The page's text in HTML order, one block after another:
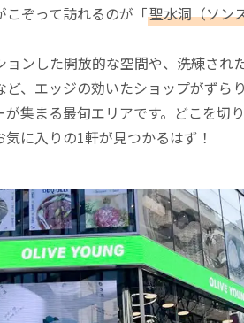
ぞって訪れるのが「聖水洞（ソン
ンした開放的な空間や、洗練され
、エッジの効いたショップがずらり
集まる最旬エリアです。どこを切
に入りの1軒が見つかるはず！